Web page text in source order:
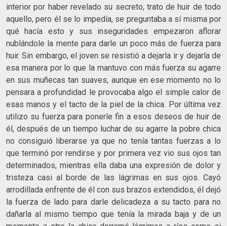
interior por haber revelado su secreto, trato de huir de todo
aquello, pero él se lo impedía, se preguntaba a sí misma por
qué hacía esto y sus inseguridades empezaron aflorar
nublándole la mente para darle un poco más de fuerza para
huir. Sin embargo, el joven se resistió a dejarla ir y dejarla de
esa manera por lo que la mantuvo con más fuerza su agarre
en sus muñecas tan suaves, aunque en ese momento no lo
pensara a profundidad le provocaba algo el simple calor de
esas manos y el tacto de la piel de la chica. Por última vez
utilizo su fuerza para ponerle fin a esos deseos de huir de
él, después de un tiempo luchar de su agarre la pobre chica
no consiguió liberarse ya que no tenía tantas fuerzas a lo
que terminó por rendirse y por primera vez vio sus ojos tan
determinados, mientras ella daba una expresión de dolor y
tristeza casi al borde de las lágrimas en sus ojos. Cayó
arrodillada enfrente de él con sus brazos extendidos, él dejó
la fuerza de lado para darle delicadeza a su tacto para no
dañarla al mismo tiempo que tenía la mirada baja y de un